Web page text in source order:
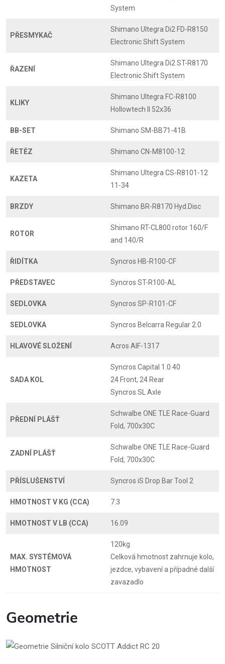
System
PŘESMYKAČ
Shimano Ultegra Di2 FD-R8150
Electronic Shift System
ŘAZENÍ
Shimano Ultegra Di2 ST-R8170
Electronic Shift System
KLIKY
Shimano Ultegra FC-R8100
Hollowtech II 52x36
BB-SET Shimano SM-BB71-41B
ŘETĚZ Shimano CN-M8100-12
KAZETA
Shimano Ultegra CS-R8101-12
11-34
BRZDY Shimano BR-R8170 Hyd.Disc
ROTOR
Shimano RT-CL800 rotor 160/F
and 140/R
ŘIDÍTKA Syncros HB-R100-CF
PŘEDSTAVEC Syncros ST-R100-AL
SEDLOVKA Syncros SP-R101-CF
SEDLOVKA Syncros Belcarra Regular 2.0
HLAVOVÉ SLOŽENÍ Acros AIF-1317
SADA KOL
Syncros Capital 1.0 40
24 Front, 24 Rear
Syncros SL Axle
PŘEDNÍ PLÁŠŤ
Schwalbe ONE TLE Race-Guard
Fold, 700x30C
ZADNÍ PLÁŠŤ
Schwalbe ONE TLE Race-Guard
Fold, 700x30C
PŘÍSLUŠENSTVÍ Syncros iS Drop Bar Tool 2
HMOTNOST V KG (CCA) 7.3
HMOTNOST V LB (CCA) 16.09
MAX. SYSTÉMOVÁ
HMOTNOST
120kg
Celková hmotnost zahrnuje kolo,
jezdce, vybavení a případné další
zavazadlo
Geometrie